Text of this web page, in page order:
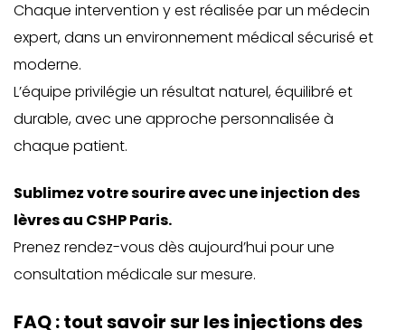
Chaque intervention y est réalisée par un médecin
expert, dans un environnement médical sécurisé et
moderne.
L’équipe privilégie un résultat naturel, équilibré et
durable, avec une approche personnalisée à
chaque patient.
Sublimez votre sourire avec une injection des
lèvres au CSHP Paris.
Prenez rendez-vous dès aujourd’hui pour une
consultation médicale sur mesure.
FAQ : tout savoir sur les injections des